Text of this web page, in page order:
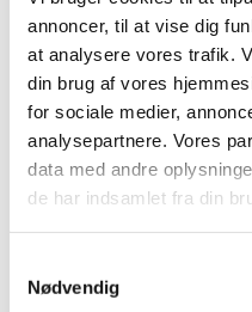
annoncer, til at vise dig
at analysere vores trafik.
din brug af vores
for sociale medier,
analysepartnere. Vores
data med andre
de har indsamlet fra din
Nødvendig
august (17)
juli (11)
juni (21)
maj (21)
april (24)
marts (42)
februar (12)
2018 (150)